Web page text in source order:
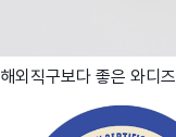
해외직구보다 좋은 와디즈